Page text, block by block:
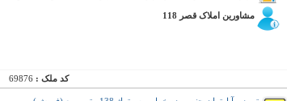
مشاورین املاک قصر 118
کد ملک : 69876